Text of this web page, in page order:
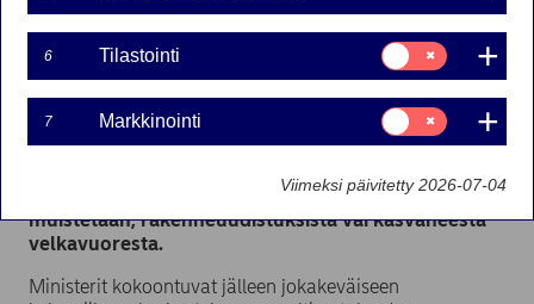
Kehysriihessä on tällä kertaa kyse valtion
velkaantumisen taittamisen keinoista ja
hallituksen talouspolitiikka tulevaisuudessa
muistetaan, rakenneuudistuksista vai kasvaneesta
velkavuoresta.
Ministerit kokoontuvat jälleen jokakeväiseen
6 Tilastointi
Suostumusvalinta:
Tilastointi
7 Markkinointi
Suostumusvalinta:
Markkinointi
Viimeksi päivitetty 2026-07-04